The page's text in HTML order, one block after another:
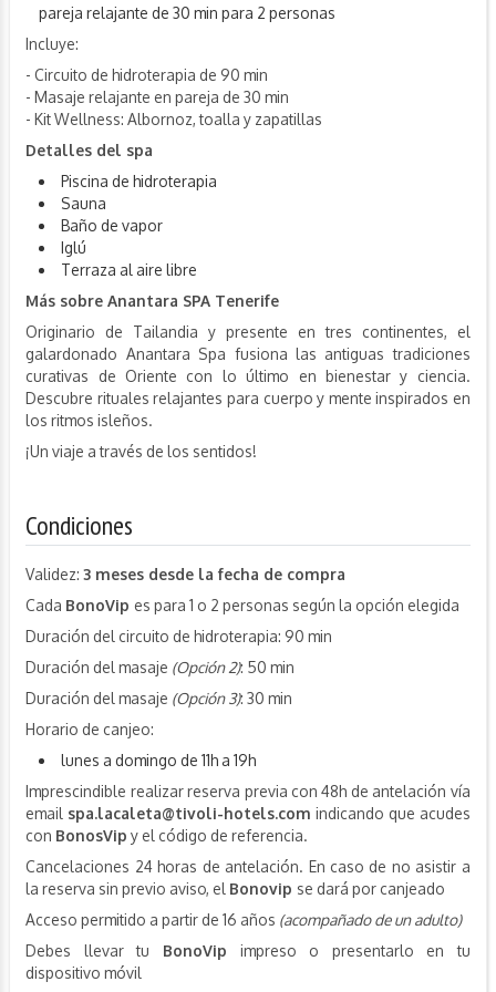
pareja relajante de 30 min para 2 personas
Incluye:
- Circuito de hidroterapia de 90 min
- Masaje relajante en pareja de 30 min
- Kit Wellness: Albornoz, toalla y zapatillas
Detalles del spa
Piscina de hidroterapia
Sauna
Baño de vapor
Iglú
Terraza al aire libre
Más sobre Anantara SPA Tenerife
Originario de Tailandia y presente en tres continentes, el
galardonado Anantara Spa fusiona las antiguas tradiciones
curativas de Oriente con lo último en bienestar y ciencia.
Descubre rituales relajantes para cuerpo y mente inspirados en
los ritmos isleños.
¡Un viaje a través de los sentidos!
Condiciones
Validez:3 meses desde la fecha de compra
Cada BonoVip es para 1 o 2 personas según la opción elegida
Duración del circuito de hidroterapia: 90 min
Duración del masaje (Opción 2): 50 min
Duración del masaje (Opción 3): 30 min
Horario de canjeo:
lunes a domingo de 11h a 19h
Imprescindible realizar reserva previa con 48h de antelación vía
email spa.lacaleta@tivoli-hotels.com indicando que acudes
con BonosVip y el código de referencia.
Cancelaciones 24 horas de antelación. En caso de no asistir a
la reserva sin previo aviso, el Bonovip se dará por canjeado
Acceso permitido a partir de 16 años (acompañado de un adulto)
Debes llevar tu BonoVipimpreso o presentarlo en tu
dispositivo móvil